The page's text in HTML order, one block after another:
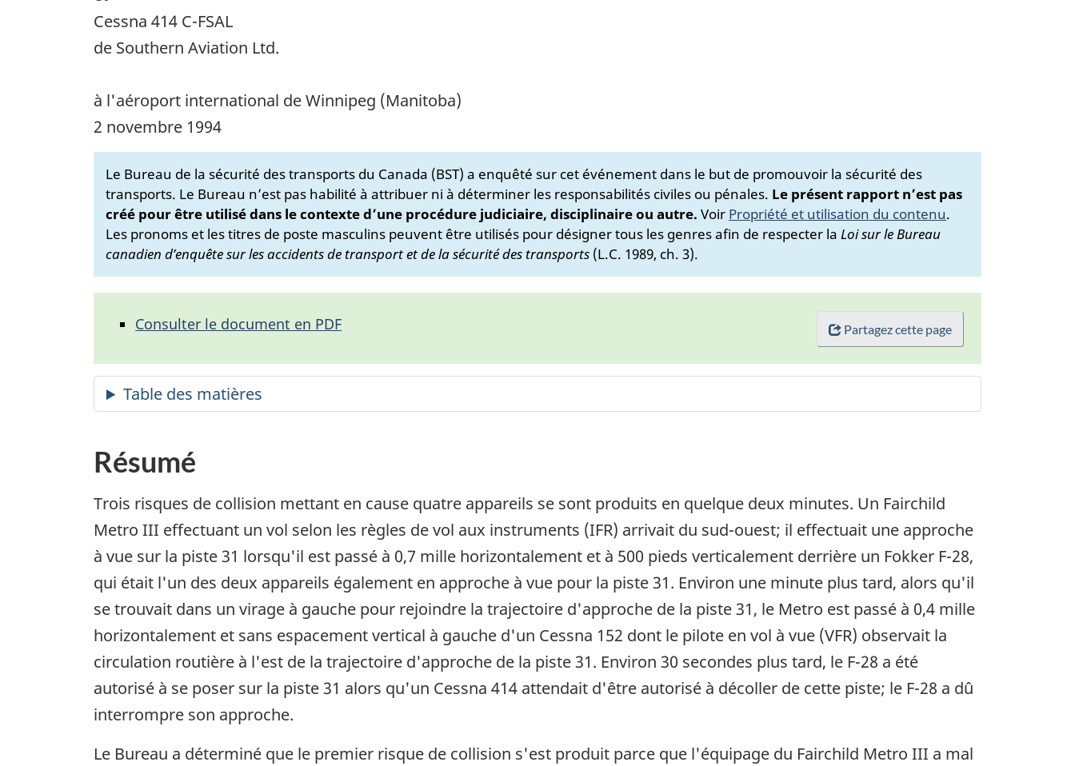
Cessna 414 C-FSAL
de Southern Aviation Ltd.
à l'aéroport international de Winnipeg (Manitoba)
2 novembre 1994
Le Bureau de la sécurité des transports du Canada (BST) a enquêté sur cet événement dans le but de promouvoir la sécurité des
transports. Le Bureau n’est pas habilité à attribuer ni à déterminer les responsabilités civiles ou pénales. Le présent rapport n’est pas
créé pour être utilisé dans le contexte d’une procédure judiciaire, disciplinaire ou autre. Voir Propriété et utilisation du contenu.
Les pronoms et les titres de poste masculins peuvent être utilisés pour désigner tous les genres afin de respecter la Loi sur le Bureau
canadien d’enquête sur les accidents de transport et de la sécurité des transports (L.C. 1989, ch. 3).
Partagez cette page
Consulter le document en PDF
Résumé
Trois risques de collision mettant en cause quatre appareils se sont produits en quelque deux minutes. Un Fairchild
Metro III effectuant un vol selon les règles de vol aux instruments (IFR) arrivait du sud-ouest; il effectuait une approche
à vue sur la piste 31 lorsqu'il est passé à 0,7 mille horizontalement et à 500 pieds verticalement derrière un Fokker F-28,
qui était l'un des deux appareils également en approche à vue pour la piste 31. Environ une minute plus tard, alors qu'il
se trouvait dans un virage à gauche pour rejoindre la trajectoire d'approche de la piste 31, le Metro est passé à 0,4 mille
horizontalement et sans espacement vertical à gauche d'un Cessna 152 dont le pilote en vol à vue (VFR) observait la
circulation routière à l'est de la trajectoire d'approche de la piste 31. Environ 30 secondes plus tard, le F-28 a été
autorisé à se poser sur la piste 31 alors qu'un Cessna 414 attendait d'être autorisé à décoller de cette piste; le F-28 a dû
interrompre son approche.
Le Bureau a déterminé que le premier risque de collision s'est produit parce que l'équipage du Fairchild Metro III a mal